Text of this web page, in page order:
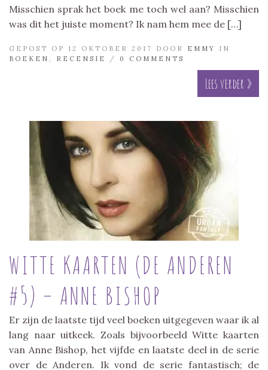
Misschien sprak het boek me toch wel aan? Misschien
was dit het juiste moment? Ik nam hem mee de […]
GEPOST OP 12 OKTOBER 2017 DOOR EMMY
IN
BOEKEN
RECENSIE / 0 COMMENTS
Lees verder »
WITTE KAARTEN (DE ANDEREN
#5) – ANNE BISHOP
Er zijn de laatste tijd veel boeken uitgegeven waar ik al
lang naar uitkeek. Zoals bijvoorbeeld Witte kaarten
van Anne Bishop, het vijfde en laatste deel in de serie
over de Anderen. Ik vond de serie fantastisch; de